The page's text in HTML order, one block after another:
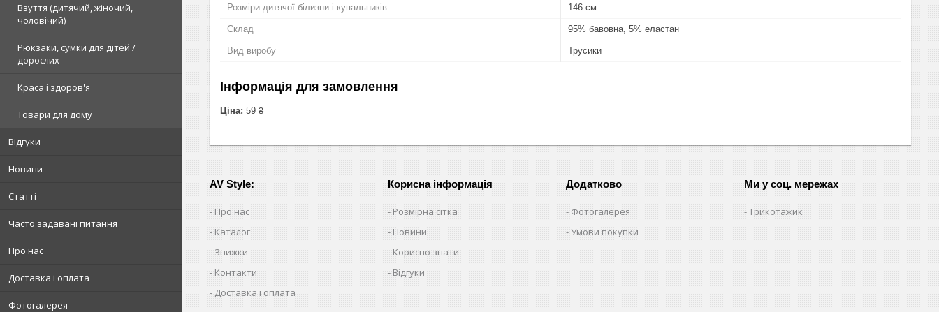
Взуття (дитячий, жіночий,
чоловічий)
Рюкзаки, сумки для дітей /
дорослих
Краса і здоров'я
Товари для дому
Відгуки
Новини
Статті
Часто задавані питання
Про нас
Доставка і оплата
Фотогалерея
Розміри дитячої білизни і купальників 146 см
Склад 95% бавовна, 5% еластан
Вид виробу Трусики
Інформація для замовлення
Ціна: 59 ₴
AV Style:
Про нас
Каталог
Знижки
Контакти
Доставка і оплата
Корисна інформація
Розмірна сітка
Новини
Корисно знати
Відгуки
Додатково
Фотогалерея
Умови покупки
Ми у соц. мережах
Трикотажик